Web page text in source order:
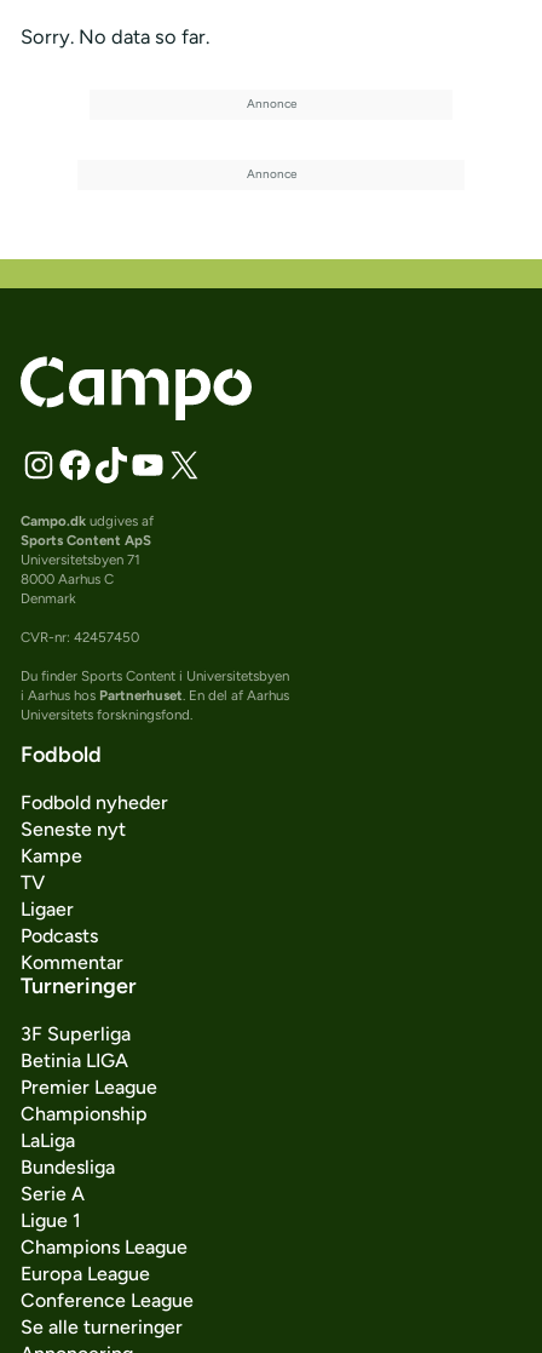
Sorry. No data so far.
Campo.dkudgives af
Sports Content ApS
Universitetsbyen 71
8000 Aarhus C
Denmark
CVR-nr: 42457450
Du finder Sports Content i Universitetsbyen
i Aarhus hos Partnerhuset . En del af Aarhus
Universitets forskningsfond.
Fodbold
Fodbold nyheder
Seneste nyt
Kampe
TV
Ligaer
Podcasts
Kommentar
Turneringer
3F Superliga
Betinia LIGA
Premier League
Championship
LaLiga
Bundesliga
Serie A
Ligue 1
Champions League
Europa League
Conference League
Se alle turneringer